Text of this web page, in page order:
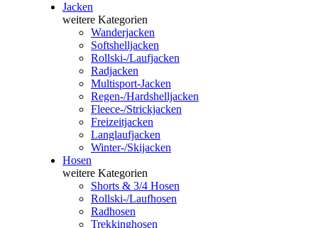
Jacken
weitere Kategorien
Wanderjacken
Softshelljacken
Rollski-/Laufjacken
Radjacken
Multisport-Jacken
Regen-/Hardshelljacken
Fleece-/Strickjacken
Freizeitjacken
Langlaufjacken
Winter-/Skijacken
Hosen
weitere Kategorien
Shorts & 3/4 Hosen
Rollski-/Laufhosen
Radhosen
Trekkinghosen